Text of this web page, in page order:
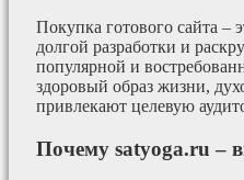
Покупка готового сайта –
долгой разработки и
популярной и
здоровый образ жизни,
привлекают целевую
Почему satyoga.ru –